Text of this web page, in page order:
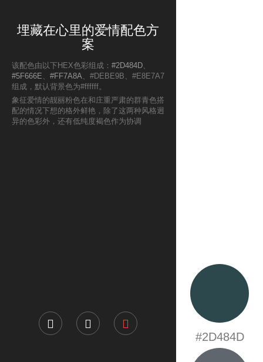
埋藏在心里的爱情配色方
案
该配色由以下HEX色彩组成： #2D484D、
#5F666E 、 #FF7A8A、#DEBE9B、#E8E7A7
组成，默认背景色为#ffffff。
象征爱情的靓丽粉色在和庄重严肃的群青色搭
配的情况下想的格外鲜艳，除了这两种风格迥
异的色彩外，还有低纯度褐色作为协调
#2D484D